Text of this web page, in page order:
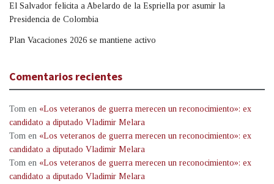
El Salvador felicita a Abelardo de la Espriella por asumir la
Presidencia de Colombia
Plan Vacaciones 2026 se mantiene activo
Comentarios recientes
Tom en «Los veteranos de guerra merecen un reconocimiento»: ex
candidato a diputado Vladimir Melara
Tom en «Los veteranos de guerra merecen un reconocimiento»: ex
candidato a diputado Vladimir Melara
Tom en «Los veteranos de guerra merecen un reconocimiento»: ex
candidato a diputado Vladimir Melara